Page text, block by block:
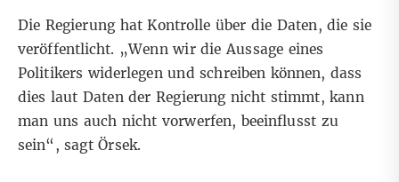
Die Regierung hat Kontrolle über die Daten, die sie
veröffentlicht. „Wenn wir die Aussage eines
Politikers widerlegen und schreiben können, dass
dies laut Daten der Regierung nicht stimmt, kann
man uns auch nicht vorwerfen, beeinflusst zu
sein“, sagt Örsek.